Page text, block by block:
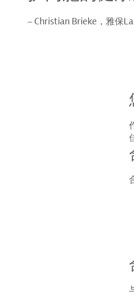
Christian Brieke，雅保